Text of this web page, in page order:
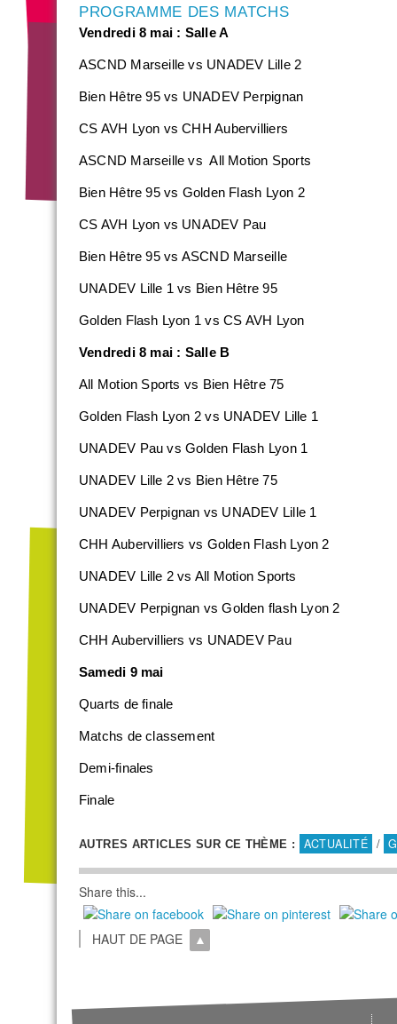
PROGRAMME DES MATCHS
Vendredi 8 mai : Salle A
ASCND Marseille vs UNADEV Lille 2
Bien Hêtre 95 vs UNADEV Perpignan
CS AVH Lyon vs CHH Aubervilliers
ASCND Marseille vs All Motion Sports
Bien Hêtre 95 vs Golden Flash Lyon 2
CS AVH Lyon vs UNADEV Pau
Bien Hêtre 95 vs ASCND Marseille
UNADEV Lille 1 vs Bien Hêtre 95
Golden Flash Lyon 1 vs CS AVH Lyon
Vendredi 8 mai : Salle B
All Motion Sports vs Bien Hêtre 75
Golden Flash Lyon 2 vs UNADEV Lille 1
UNADEV Pau vs Golden Flash Lyon 1
UNADEV Lille 2 vs Bien Hêtre 75
UNADEV Perpignan vs UNADEV Lille 1
CHH Aubervilliers vs Golden Flash Lyon 2
UNADEV Lille 2 vs All Motion Sports
UNADEV Perpignan vs Golden flash Lyon 2
CHH Aubervilliers vs UNADEV Pau
Samedi 9 mai
Quarts de finale
Matchs de classement
Demi-finales
Finale
AUTRES ARTICLES SUR CE THÈME : ACTUALITÉ /
Share this...
HAUT DE PAGE